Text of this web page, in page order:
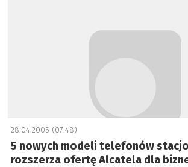
28.04.2005 (07:48)
5 nowych modeli telefonów
rozszerza ofertę Alcatela dla